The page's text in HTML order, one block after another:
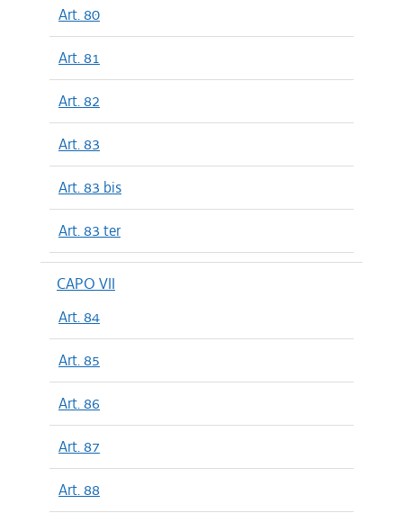
Art. 80
Art. 81
Art. 82
Art. 83
Art. 83 bis
Art. 83 ter
CAPO VII
Art. 84
Art. 85
Art. 86
Art. 87
Art. 88